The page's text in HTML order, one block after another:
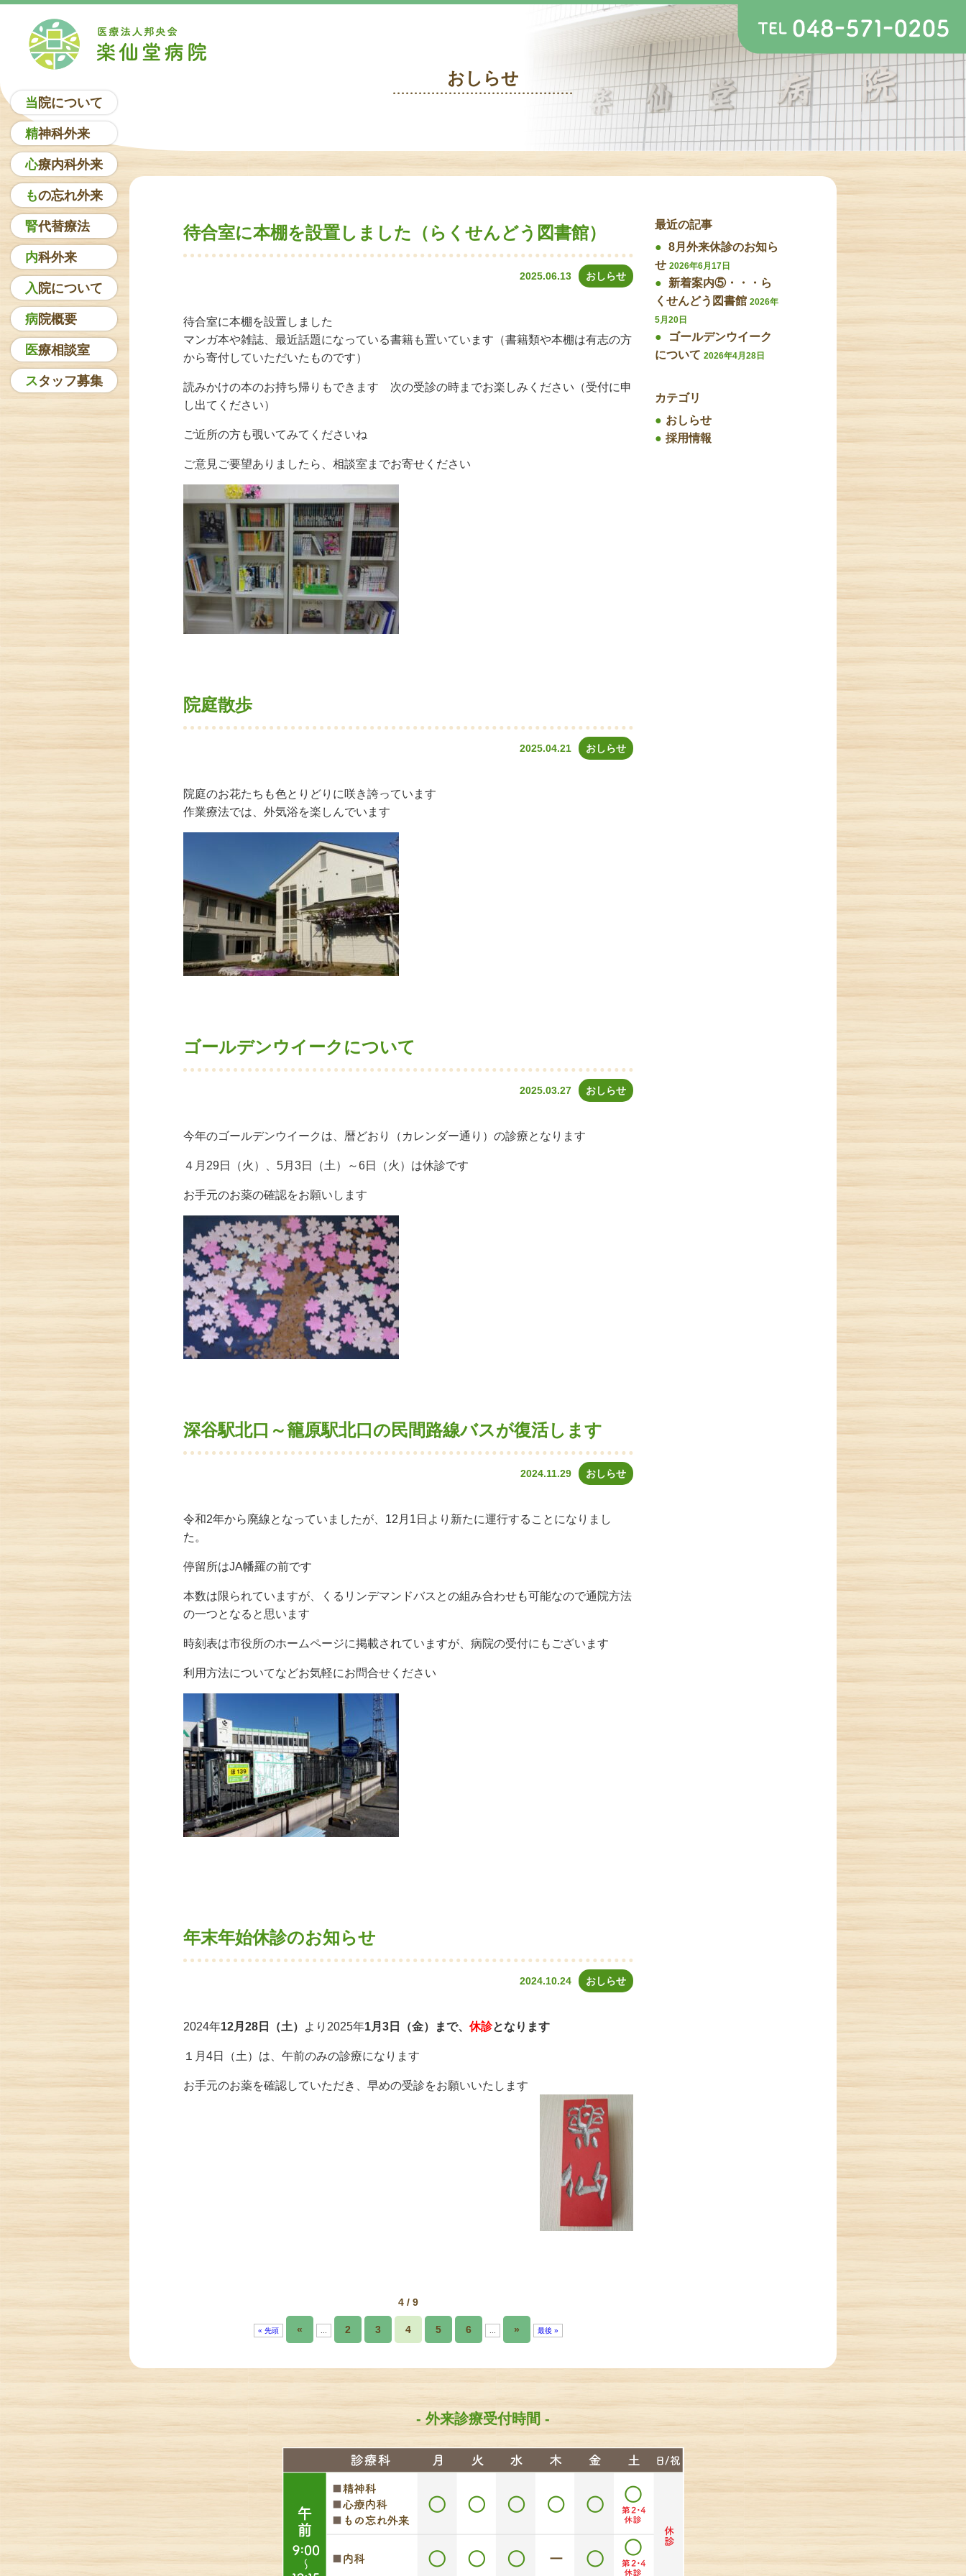
当院について
精神科外来
心療内科外来
もの忘れ外来
腎代替療法
内科外来
入院について
病院概要
医療相談室
スタッフ募集
おしらせ
待合室に本棚を設置しました（らくせんどう図書館）
2025.06.13 おしらせ
待合室に本棚を設置しました
マンガ本や雑誌、最近話題になっている書籍も置いています（書籍類や本棚は有志の方
から寄付していただいたものです）
読みかけの本のお持ち帰りもできます 次の受診の時までお楽しみください（受付に申
し出てください）
ご近所の方も覗いてみてくださいね
ご意見ご要望ありましたら、相談室までお寄せください
院庭散歩
2025.04.21 おしらせ
院庭のお花たちも色とりどりに咲き誇っています
作業療法では、外気浴を楽しんでいます
ゴールデンウイークについて
2025.03.27 おしらせ
今年のゴールデンウイークは、暦どおり（カレンダー通り）の診療となります
４月29日（火）、 5月3日（土）～6日（火）は休診です
お手元のお薬の確認をお願いします
深谷駅北口～籠原駅北口の民間路線バスが復活します
2024.11.29 おしらせ
令和2年から廃線となっていましたが、12月1日より新たに運行することになりまし
た。
停留所はJA幡羅の前です
本数は限られていますが、くるリンデマンドバスとの組み合わせも可能なので通院方法
の一つとなると思います
時刻表は市役所のホームページに掲載されていますが、病院の受付にもございます
利用方法についてなどお気軽にお問合せください
年末年始休診のお知らせ
2024.10.24 おしらせ
2024年12月28日（土） より2025年1月3日（金）まで、 休診となります
１月4日（土）は、午前のみの診療になります
お手元のお薬を確認していただき、早めの受診をお願いいたします
4 / 9
« 先頭 « ... 2 3 4 5 6 ... » 最後 »
最近の記事
8月外来休診のお知ら
せ 2026年6月17日
新着案内⑤・・・ら
くせんどう図書館 2026年
5月20日
ゴールデンウイーク
について 2026年4月28日
カテゴリ
おしらせ
採用情報
- 外来診療受付時間 -